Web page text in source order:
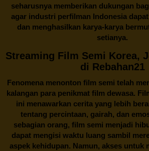
seharusnya memberikan dukungan
agar industri perfilman Indonesia
dan menghasilkan karya-karya
setianya.
Streaming Film Semi Korea,
di Rebahan21
Fenomena menonton film semi telah
kalangan para penikmat film dewasa.
ini menawarkan cerita yang lebih
tentang percintaan, gairah, dan
sebagian orang, film semi menjadi
dapat mengisi waktu luang sambil
aspek kehidupan. Namun, akses untuk